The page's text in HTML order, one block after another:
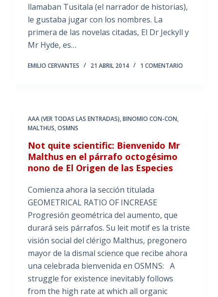
llamaban Tusitala (el narrador de historias),
le gustaba jugar con los nombres. La
primera de las novelas citadas, El Dr Jeckyll y
Mr Hyde, es…
EMILIO CERVANTES 21 ABRIL 2014 1 COMENTARIO
AAA (VER TODAS LAS ENTRADAS),BINOMIO CON-CON,
MALTHUS,OSMNS
Not quite scientific: Bienvenido Mr
Malthus en el párrafo octogésimo
nono de El Origen de las Especies
Comienza ahora la sección titulada
GEOMETRICAL RATIO OF INCREASE
Progresión geométrica del aumento, que
durará seis párrafos. Su leit motif es la triste
visión social del clérigo Malthus, pregonero
mayor de la dismal science que recibe ahora
una celebrada bienvenida en OSMNS: A
struggle for existence inevitably follows
from the high rate at which all organic